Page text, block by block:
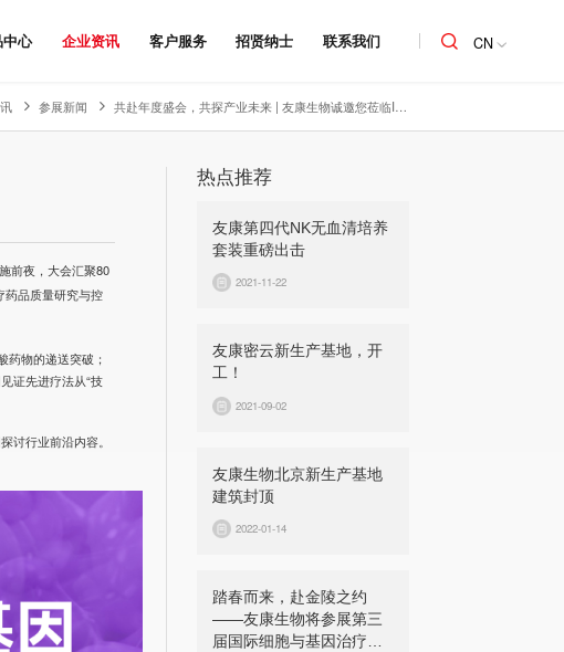
CN
中心 企业资讯 客户服务 招贤纳士 联系我们
参展新闻 共赴年度盛会，共探产业未来 | 友康生物诚邀您莅临IGC 2026展会D22展位
前夜，大会汇聚80
药品质量研究与控
药物的递送突破；
证先进疗法从“技
讨行业前沿内容。
热点推荐
友康第四代NK无血清培养
套装重磅出击
2021-11-22
友康密云新生产基地，开
工！
2021-09-02
友康生物北京新生产基地
建筑封顶
2022-01-14
踏春而来，赴金陵之约
——友康生物将参展第三
届国际细胞与基因治疗中